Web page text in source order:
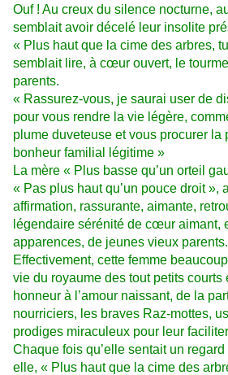
Ouf ! Au creux du silence nocturne,
semblait avoir décelé leur insolite
« Plus haut que la cime des arbres,
semblait lire, à cœur ouvert, le
parents.
« Rassurez-vous, je saurai user de
pour vous rendre la vie légère,
plume duveteuse et vous procurer la
bonheur familial légitime »
La mère « Plus basse qu’un orteil
« Pas plus haut qu’un pouce droit »,
affirmation, rassurante, aimante,
légendaire sérénité de cœur aimant,
apparences, de jeunes vieux parents.
Effectivement, cette femme
vie du royaume des tout petits courts
honneur à l’amour naissant, de la
nourriciers, les braves Raz-mottes,
prodiges miraculeux pour leur
Chaque fois qu’elle sentait un
elle, « Plus haut que la cime des